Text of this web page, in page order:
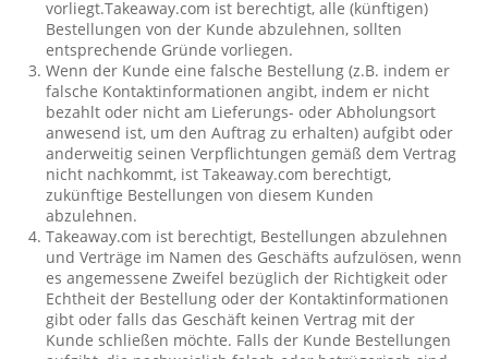
vorliegt.Takeaway.com ist berechtigt, alle (künftigen)
Bestellungen von der Kunde abzulehnen, sollten
entsprechende Gründe vorliegen.
Wenn der Kunde eine falsche Bestellung (z.B. indem er
falsche Kontaktinformationen angibt, indem er nicht
bezahlt oder nicht am Lieferungs- oder Abholungsort
anwesend ist, um den Auftrag zu erhalten) aufgibt oder
anderweitig seinen Verpflichtungen gemäß dem Vertrag
nicht nachkommt, ist Takeaway.com berechtigt,
zukünftige Bestellungen von diesem Kunden
abzulehnen.
Takeaway.com ist berechtigt, Bestellungen abzulehnen
und Verträge im Namen des Geschäfts aufzulösen, wenn
es angemessene Zweifel bezüglich der Richtigkeit oder
Echtheit der Bestellung oder der Kontaktinformationen
gibt oder falls das Geschäft keinen Vertrag mit der
Kunde schließen möchte. Falls der Kunde Bestellungen